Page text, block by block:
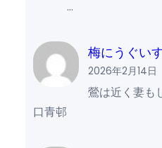
…
梅にうぐい
2026年2月14日
鶯は近く妻
口青邨